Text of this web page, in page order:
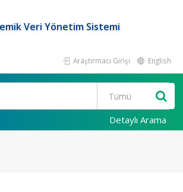
Veri Yönetim Sistemi
Araştırmacı Girişi English
Detaylı Arama